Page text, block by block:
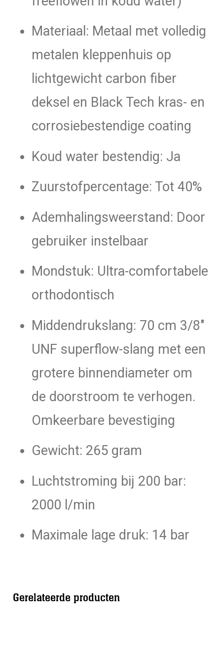
Materiaal: Metaal met volledig
metalen kleppenhuis op
lichtgewicht carbon fiber
deksel en Black Tech kras- en
corrosiebestendige coating
Koud water bestendig: Ja
Zuurstofpercentage: Tot 40%
Ademhalingsweerstand: Door
gebruiker instelbaar
Mondstuk: Ultra-comfortabele
orthodontisch
Middendrukslang: 70 cm 3/8″
UNF superflow-slang met een
grotere binnendiameter om
de doorstroom te verhogen.
Omkeerbare bevestiging
Gewicht: 265 gram
Luchtstroming bij 200 bar:
2000 l/min
Maximale lage druk: 14 bar
Gerelateerde producten